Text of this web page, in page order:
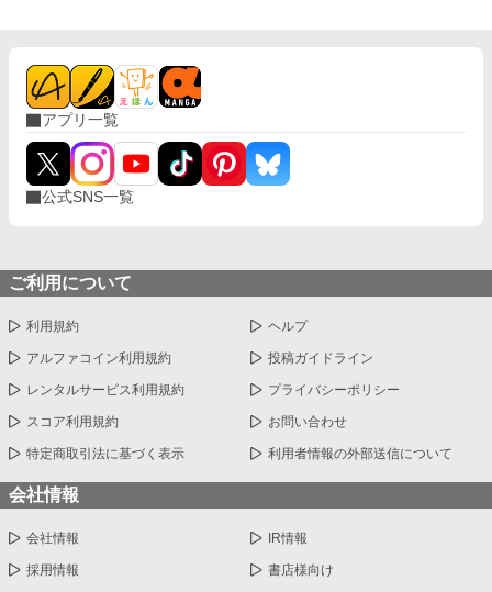
アプリ一覧
公式SNS一覧
ご利用について
利用規約 ヘルプ
アルファコイン利用規約 投稿ガイドライン
レンタルサービス利用規約 プライバシーポリシー
スコア利用規約 お問い合わせ
特定商取引法に基づく表示 利用者情報の外部送信について
会社情報
会社情報 IR情報
採用情報 書店様向け